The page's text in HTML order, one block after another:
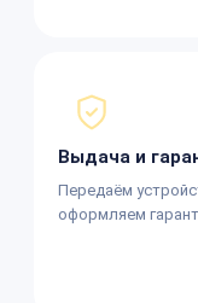
Выдача и
Передаём
оформляем